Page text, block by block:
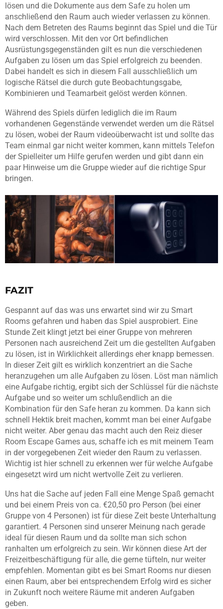
lösen und die Dokumente aus dem Safe zu holen um
anschließend den Raum auch wieder verlassen zu können.
Nach dem Betreten des Raums beginnt das Spiel und die Tür
wird verschlossen. Mit den vor Ort befindlichen
Ausrüstungsgegenständen gilt es nun die verschiedenen
Aufgaben zu lösen um das Spiel erfolgreich zu beenden.
Dabei handelt es sich in diesem Fall ausschließlich um
logische Rätsel die durch gute Beobachtungsgabe,
Kombinieren und Teamarbeit gelöst werden können.
Während des Spiels dürfen lediglich die im Raum
vorhandenen Gegenstände verwendet werden um die Rätsel
zu lösen, wobei der Raum videoüberwacht ist und sollte das
Team einmal gar nicht weiter kommen, kann mittels Telefon
der Spielleiter um Hilfe gerufen werden und gibt dann ein
paar Hinweise um die Gruppe wieder auf die richtige Spur
bringen.
FAZIT
Gespannt auf das was uns erwartet sind wir zu Smart
Rooms gefahren und haben das Spiel ausprobiert. Eine
Stunde Zeit klingt jetzt bei einer Gruppe von mehreren
Personen nach ausreichend Zeit um die gestellten Aufgaben
zu lösen, ist in Wirklichkeit allerdings eher knapp bemessen.
In dieser Zeit gilt es wirklich konzentriert an die Sache
heranzugehen um alle Aufgaben zu lösen. Löst man nämlich
eine Aufgabe richtig, ergibt sich der Schlüssel für die nächste
Aufgabe und so weiter um schlußendlich an die
Kombination für den Safe heran zu kommen. Da kann sich
schnell Hektik breit machen, kommt man bei einer Aufgabe
nicht weiter. Aber genau das macht auch den Reiz dieser
Room Escape Games aus, schaffe ich es mit meinem Team
in der vorgegebenen Zeit wieder den Raum zu verlassen.
Wichtig ist hier schnell zu erkennen wer für welche Aufgabe
eingesetzt wird um nicht wertvolle Zeit zu verlieren.
Uns hat die Sache auf jeden Fall eine Menge Spaß gemacht
und bei einem Preis von ca. €20,50 pro Person (bei einer
Gruppe von 4 Personen) ist für diese Zeit beste Unterhaltung
garantiert. 4 Personen sind unserer Meinung nach gerade
ideal für diesen Raum und da sollte man sich schon
ranhalten um erfolgreich zu sein. Wir können diese Art der
Freizeitbeschäftigung für alle, die gerne tüfteln, nur weiter
empfehlen. Momentan gibt es bei Smart Rooms nur diesen
einen Raum, aber bei entsprechendem Erfolg wird es sicher
in Zukunft noch weitere Räume mit anderen Aufgaben
geben.